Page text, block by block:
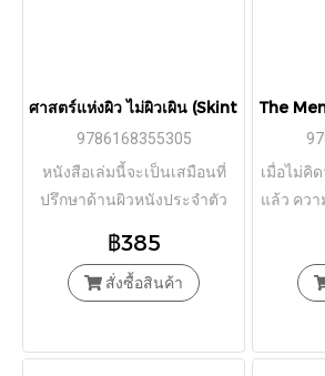
ศาสตร์แห่งผิว ไม่ผิวเผิน (Skintelligent)
9786168355305
หนังสือเล่มนี้จะเป็นเสมือนที่
ปรึกษาด้านผิวหนังประจำตัว
฿385
สั่งซื้อสินค้า
The
เมื่อไม่คิ
แล้ว ควา
จึงเป็น